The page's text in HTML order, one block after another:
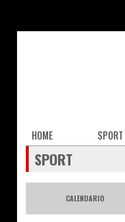
Main
navigation
HOME SPORT
SPORT
CALENDARIO